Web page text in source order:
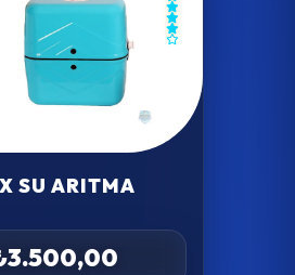
SU ARITMA